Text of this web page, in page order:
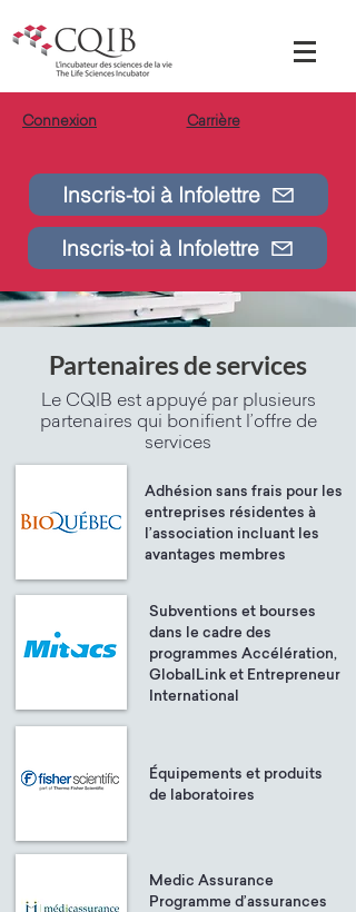
Connexion Carrière
Inscris-toi à Infolettre
Inscris-toi à Infolettre
Partenaires de services
Le CQIB est appuyé par plusieurs
partenaires qui bonifient l’offre de
services
Adhésion sans frais pour les
entreprises résidentes à
l’association incluant les
avantages membres
Subventions et bourses
dans le cadre des
programmes Accélération,
GlobalLink et Entrepreneur
International
Équipements et produits
de laboratoires
Medic Assurance
Programme d’assurances